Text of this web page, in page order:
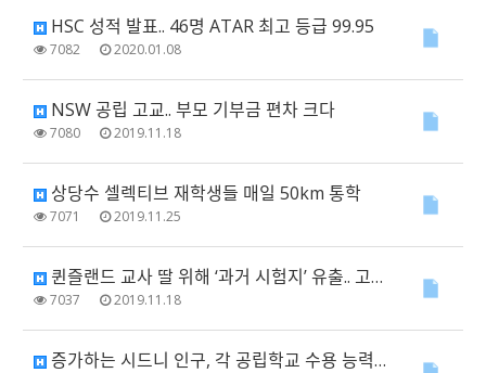
HSC 성적 발표.. 46명 ATAR 최고 등급 99.95
7082 2020.01.08
NSW 공립 고교.. 부모 기부금 편차 크다
7080 2019.11.18
상당수 셀렉티브 재학생들 매일 50km 통학
7071 2019.11.25
퀸즐랜드 교사 딸 위해 ‘과거 시험지’ 유출.. 고발 당해
7037 2019.11.18
증가하는 시드니 인구, 각 공립학교 수용 능력에 직접적 ‘압박’